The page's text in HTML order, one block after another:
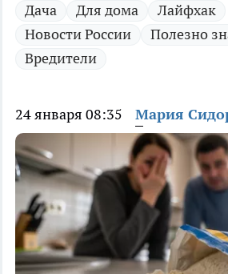
Дача Для дома
Лайфхак
Новости России
Полезно
Вредители
24 января 08:35 Мария